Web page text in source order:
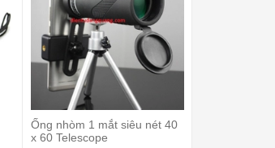
Ống nhòm 1 mắt siêu nét 40
x 60 Telescope